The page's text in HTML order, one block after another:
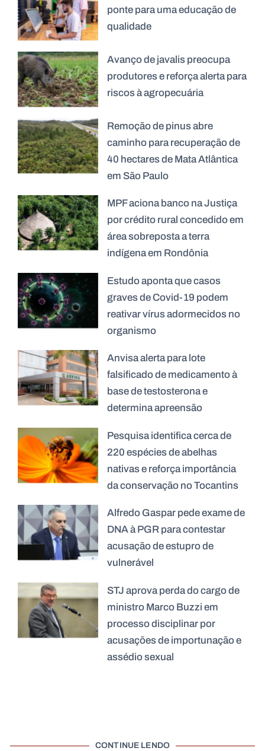
ponte para uma educação de
qualidade
Avanço de javalis preocupa
produtores e reforça alerta para
riscos à agropecuária
Remoção de pinus abre
caminho para recuperação de
40 hectares de Mata Atlântica
em São Paulo
MPF aciona banco na Justiça
por crédito rural concedido em
área sobreposta a terra
indígena em Rondônia
Estudo aponta que casos
graves de Covid-19 podem
reativar vírus adormecidos no
organismo
Anvisa alerta para lote
falsificado de medicamento à
base de testosterona e
determina apreensão
Pesquisa identifica cerca de
220 espécies de abelhas
nativas e reforça importância
da conservação no Tocantins
Alfredo Gaspar pede exame de
DNA à PGR para contestar
acusação de estupro de
vulnerável
STJ aprova perda do cargo de
ministro Marco Buzzi em
processo disciplinar por
acusações de importunação e
assédio sexual
CONTINUE LENDO